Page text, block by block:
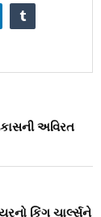
અવિરત
કિંગ ચાર્લ્સને